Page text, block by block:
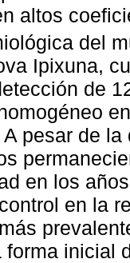
altos
del
Ipixuna,
de
pesar de
en los
en la
inicial